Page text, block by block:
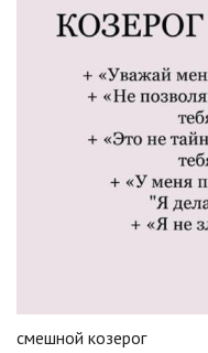
смешной козерог